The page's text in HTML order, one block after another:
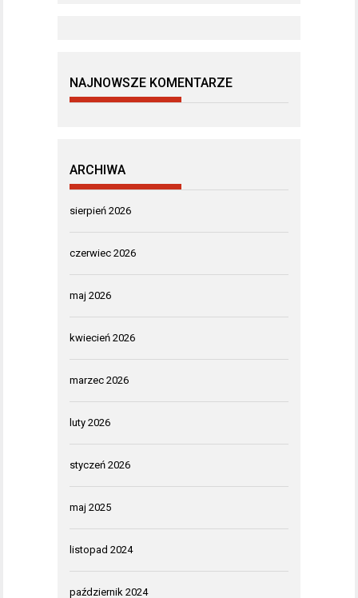
NAJNOWSZE KOMENTARZE
ARCHIWA
sierpień 2026
czerwiec 2026
maj 2026
kwiecień 2026
marzec 2026
luty 2026
styczeń 2026
maj 2025
listopad 2024
październik 2024